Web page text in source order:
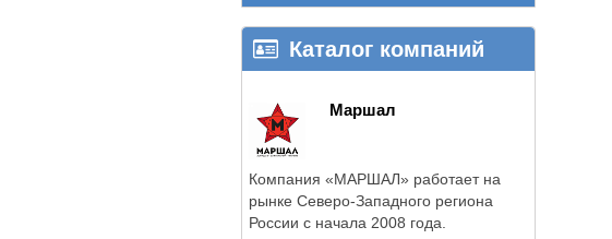
Каталог компаний
Маршал
Компания «МАРШАЛ» работает на
рынке Северо-Западного региона
России с начала 2008 года.